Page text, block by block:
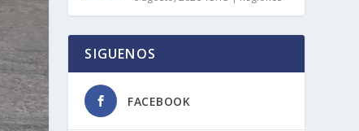
SIGUENOS
FACEBOOK